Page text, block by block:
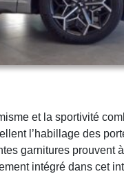
et la sportivité
l’habillage des
garnitures prouvent
intégré dans cet